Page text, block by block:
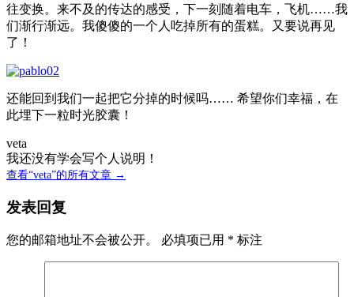
往变换。来不及的传达的感受，下一刻随着电车，飞机……我
们渐行渐远。我傻傻的一个人吃掉所有的蛋糕。又要说再见
了！
还能回到我们一起把它分掉的时候吗…… 希望你们幸福，在
此埋下一粒时光胶囊！
veta
我还没有学会写个人说明！
查看“veta”的所有文章 →
发表回复
您的邮箱地址不会被公开。 必填项已用 * 标注